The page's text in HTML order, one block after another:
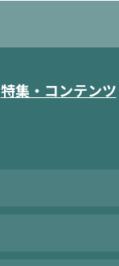
特集・コンテンツ